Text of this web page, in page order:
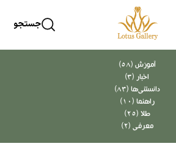
جستجو
آموزش (58)
اخبار (3)
دانستنی‌ها (83)
راهنما (10)
طلا (25)
معرفی (2)